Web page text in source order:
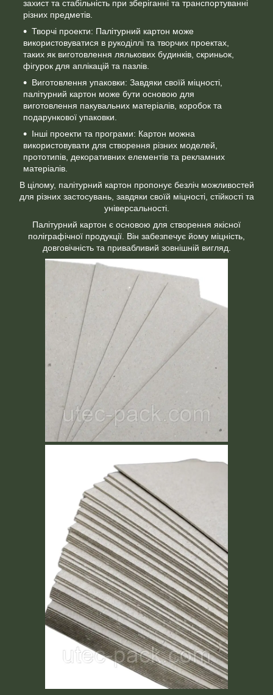
захист та стабільність при зберіганні та транспортуванні
різних предметів.
Творчі проекти: Палітурний картон може
використовуватися в рукоділлі та творчих проектах,
таких як виготовлення лялькових будинків, скриньок,
фігурок для аплікацій та пазлів.
Виготовлення упаковки: Завдяки своїй міцності,
палітурний картон може бути основою для
виготовлення пакувальних матеріалів, коробок та
подарункової упаковки.
Інші проекти та програми: Картон можна
використовувати для створення різних моделей,
прототипів, декоративних елементів та рекламних
матеріалів.
В цілому, палітурний картон пропонує безліч можливостей
для різних застосувань, завдяки своїй міцності, стійкості та
універсальності.
Палітурний картон є основою для створення якісної
поліграфічної продукції. Він забезпечує йому міцність,
довговічність та привабливий зовнішній вигляд.